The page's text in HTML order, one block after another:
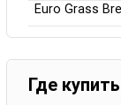
Euro Grass
Где купить